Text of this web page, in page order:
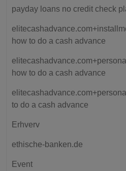
payday loans no credit check
how to do a cash advance
how to do a cash advance
to do a cash advance
Erhverv
ethische-banken.de
Event